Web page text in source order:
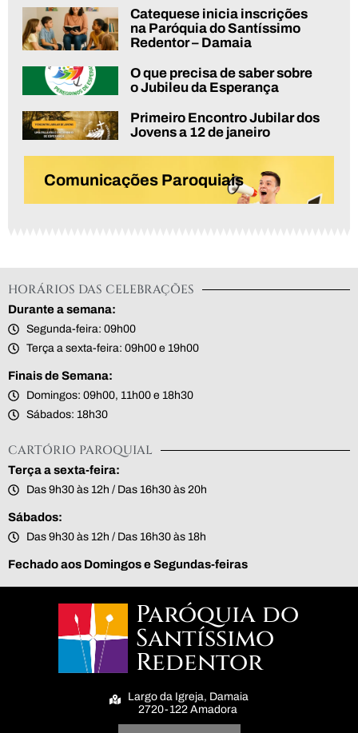
Catequese inicia inscrições
na Paróquia do Santíssimo
Redentor – Damaia
O que precisa de saber sobre
o Jubileu da Esperança
Primeiro Encontro Jubilar dos
Jovens a 12 de janeiro
Comunicações Paroquiais
HORÁRIOS DAS CELEBRAÇÕES
Durante a semana:
Segunda-feira: 09h00
Terça a sexta-feira: 09h00 e 19h00
Finais de Semana:
Domingos: 09h00, 11h00 e 18h30
Sábados: 18h30
CARTÓRIO PAROQUIAL
Terça a sexta-feira:
Das 9h30 às 12h / Das 16h30 às 20h
Sábados:
Das 9h30 às 12h / Das 16h30 às 18h
Fechado aos Domingos e Segundas-feiras
Paróquia do
Santíssimo
Redentor
Largo da Igreja, Damaia
2720-122 Amadora